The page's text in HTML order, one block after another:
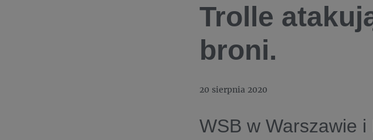
Trolle
broni.
20 sierpnia 2020
WSB w Warszawie